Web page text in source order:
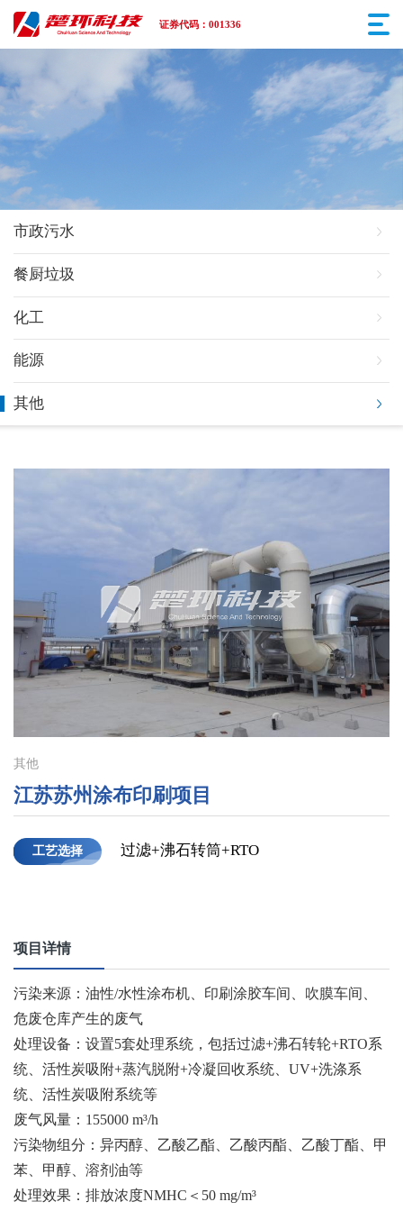
证券代码：001336
市政污水
餐厨垃圾
化工
能源
其他
其他
江苏苏州涂布印刷项目
工艺选择 过滤+沸石转筒+RTO
项目详情
污染来源：油性/水性涂布机、印刷涂胶车间、吹膜车间、
危废仓库产生的废气
处理设备：设置5套处理系统，包括过滤+沸石转轮+RTO系
统、活性炭吸附+蒸汽脱附+冷凝回收系统、UV+洗涤系
统、活性炭吸附系统等
废气风量：155000 m³/h
污染物组分：异丙醇、乙酸乙酯、乙酸丙酯、乙酸丁酯、甲
苯、甲醇、溶剂油等
处理效果：排放浓度NMHC＜50 mg/m³